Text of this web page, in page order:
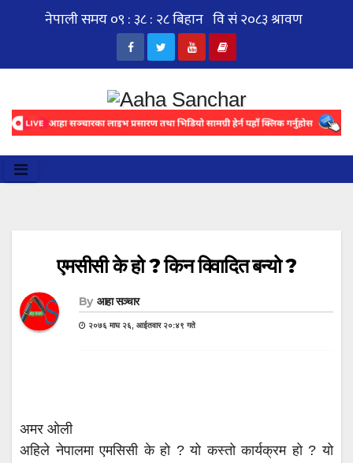
एमसीसी के हो ? किन विवादित बन्यो ?
By आहा सञ्चार
२०७६ माघ २६, आईतवार २०:४९ गते
अमर ओली
अहिले नेपालमा एमसिसी के हो ? यो कस्तो कार्यक्रम हो ? यो